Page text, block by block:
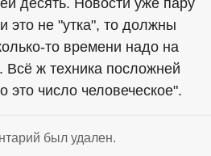
десять. Новости уже пару
это не "утка", то должны
то времени надо на
Всё ж техника посложней
это число человеческое".
был удален.